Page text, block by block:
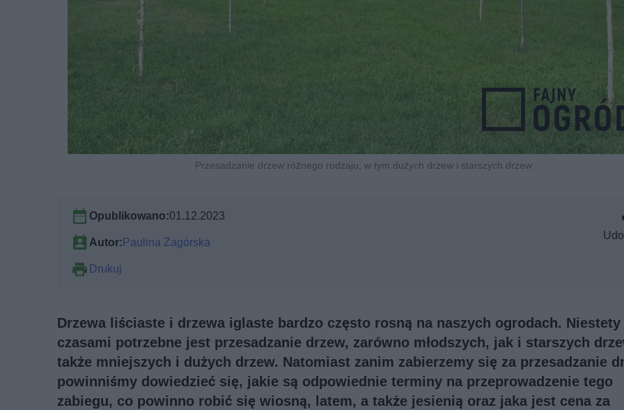
Przesadzanie drzew różnego rodzaju, w tym dużych drzew i starszych drzew
Opublikowano:01.12.2023
Autor:Paulina Zagórska
Drukuj
Drzewa liściaste i drzewa iglaste bardzo często rosną na naszych ogrodach. Niestety
czasami potrzebne jest przesadzanie drzew, zarówno młodszych, jak i starszych
także mniejszych i dużych drzew. Natomiast zanim zabierzemy się za przesadzanie
powinniśmy dowiedzieć się, jakie są odpowiednie terminy na przeprowadzenie tego
zabiegu, co powinno robić się wiosną, latem, a także jesienią oraz jaka jest cena za